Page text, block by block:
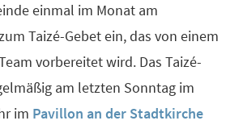
einmal im Monat am
Taizé-Gebet ein, das von einem
vorbereitet wird. Das Taizé-
am letzten Sonntag im
im Pavillon an der Stadtkirche